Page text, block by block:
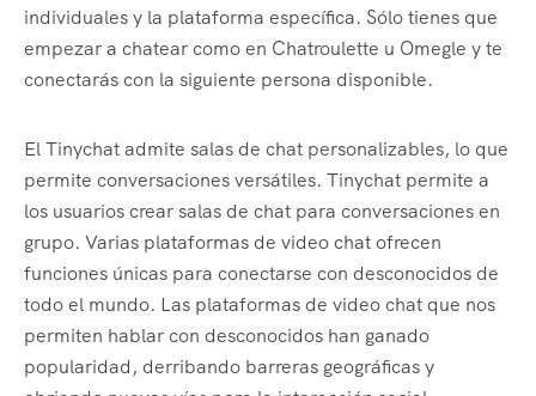
individuales y la plataforma específica. Sólo tienes que
empezar a chatear como en Chatroulette u Omegle y te
conectarás con la siguiente persona disponible.
El Tinychat admite salas de chat personalizables, lo que
permite conversaciones versátiles. Tinychat permite a
los usuarios crear salas de chat para conversaciones en
grupo. Varias plataformas de video chat ofrecen
funciones únicas para conectarse con desconocidos de
todo el mundo. Las plataformas de video chat que nos
permiten hablar con desconocidos han ganado
popularidad, derribando barreras geográficas y